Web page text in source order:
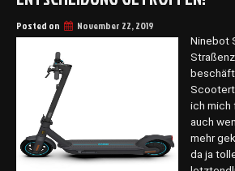
Posted on November 22, 2019
Ninebot
ich mich
auch
mehr
da ja